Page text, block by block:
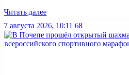
Читать далее
7 августа 2026, 10:11 68